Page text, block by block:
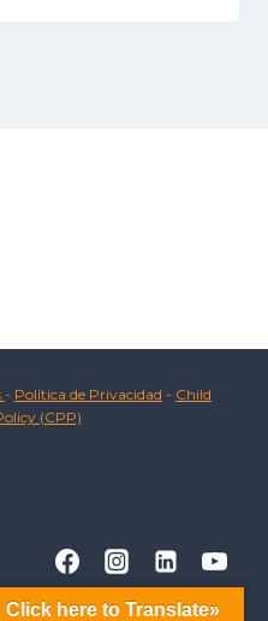
- Política de Privacidad - Child
(CPP)
Click here to Translate»